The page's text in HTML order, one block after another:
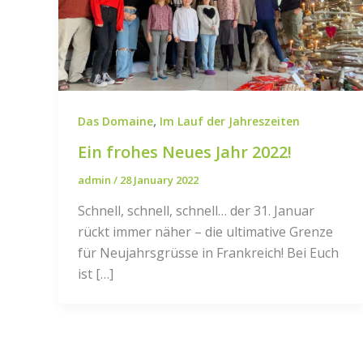
Das Domaine, Im Lauf der Jahreszeiten
Ein frohes Neues Jahr 2022!
admin / 28 January 2022
Schnell, schnell, schnell… der 31. Januar
rückt immer näher – die ultimative Grenze
für Neujahrsgrüsse in Frankreich! Bei Euch
ist […]